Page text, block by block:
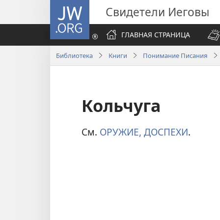
JW.ORG Свидетели Иеговы
ГЛАВНАЯ СТРАНИЦА
Библиотека Книги Понимание Писания
Кольчуга
См. ОРУЖИЕ, ДОСПЕХИ.